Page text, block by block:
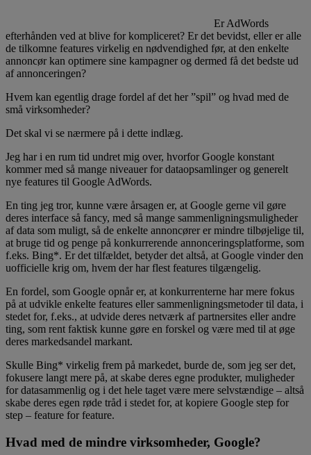
Er AdWords
efterhånden ved at blive for kompliceret? Er det bevidst, eller er alle
de tilkomne features virkelig en nødvendighed før, at den enkelte
annoncør kan optimere sine kampagner og dermed få det bedste ud
af annonceringen?
Hvem kan egentlig drage fordel af det her ”spil” og hvad med de
små virksomheder?
Det skal vi se nærmere på i dette indlæg.
Jeg har i en rum tid undret mig over, hvorfor Google konstant
kommer med så mange niveauer for dataopsamlinger og generelt
nye features til Google AdWords.
En ting jeg tror, kunne være årsagen er, at Google gerne vil gøre
deres interface så fancy, med så mange sammenligningsmuligheder
af data som muligt, så de enkelte annoncører er mindre tilbøjelige til,
at bruge tid og penge på konkurrerende annonceringsplatforme, som
f.eks. Bing*. Er det tilfældet, betyder det altså, at Google vinder den
uofficielle krig om, hvem der har flest features tilgængelig.
En fordel, som Google opnår er, at konkurrenterne har mere fokus
på at udvikle enkelte features eller sammenligningsmetoder til data, i
stedet for, f.eks., at udvide deres netværk af partnersites eller andre
ting, som rent faktisk kunne gøre en forskel og være med til at øge
deres markedsandel markant.
Skulle Bing* virkelig frem på markedet, burde de, som jeg ser det,
fokusere langt mere på, at skabe deres egne produkter, muligheder
for datasammenlig og i det hele taget være mere selvstændige – altså
skabe deres egen røde tråd i stedet for, at kopiere Google step for
step – feature for feature.
Hvad med de mindre virksomheder, Google?